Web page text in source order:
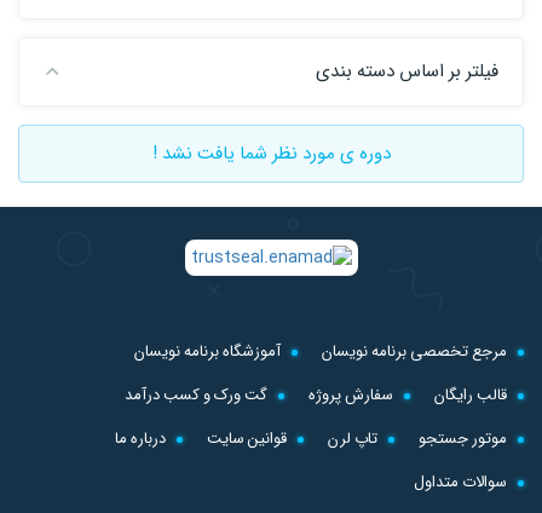
فیلتر بر اساس دسته بندی
دوره ی مورد نظر شما یافت نشد !
مرجع تخصصی برنامه نویسان
آموزشگاه برنامه نویسان
قالب رایگان
سفارش پروژه
گت ورک و کسب درآمد
موتور جستجو
تاپ لرن قوانین سایت
درباره ما
سوالات متداول